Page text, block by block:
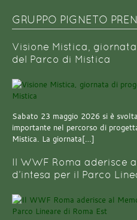
GRUPPO PIGNETO
Visione Mistica,
del Parco di Mistica
Sabato 23 maggio 2026 si è
importante nel percorso di
Mistica. La giornata[…]
Il WWF Roma aderisce
d’intesa per il Parco